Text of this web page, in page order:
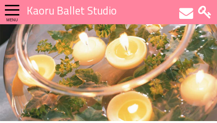
Kaoru Ballet Studio